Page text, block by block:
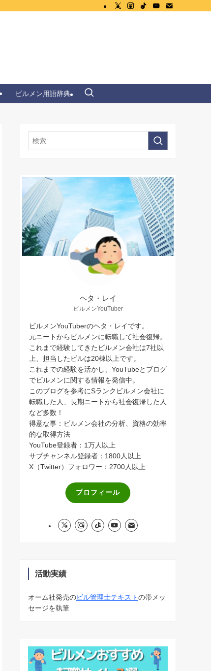
ビルメン用語辞典
ヘタ・レイ
ビルメンYouTuber
ビルメンYouTuberのヘタ・レイです。
元ニートからビルメンに転職して社会復帰。
これまで経験してきたビルメン会社は7社以
上、担当したビルは20棟以上です。
これまでの経験を活かし、YouTubeとブログ
でビルメンに関する情報を発信中。
このブログを参考にSランクビルメン会社に
転職した人、長期ニートから社会復帰した人
など多数！
得意な事：ビルメン会社の分析、資格の効率
的な取得方法
YouTube登録者：1万人以上
サブチャンネル登録者：1800人以上
X（Twitter）フォロワー：2700人以上
プロフィール
活動実績
オーム社発売のビル管理士テキストの帯メッ
セージを執筆